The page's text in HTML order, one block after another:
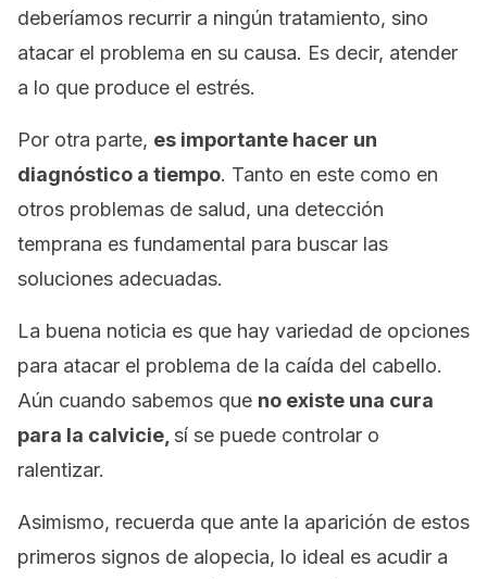
deberíamos recurrir a ningún tratamiento, sino
atacar el problema en su causa. Es decir, atender
a lo que produce el estrés.
Por otra parte, es importante hacer un
diagnóstico a tiempo. Tanto en este como en
otros problemas de salud, una detección
temprana es fundamental para buscar las
soluciones adecuadas.
La buena noticia es que hay variedad de opciones
para atacar el problema de la caída del cabello.
Aún cuando sabemos que no existe una cura
para la calvicie, sí se puede controlar o
ralentizar.
Asimismo, recuerda que ante la aparición de estos
primeros signos de alopecia, lo ideal es acudir a